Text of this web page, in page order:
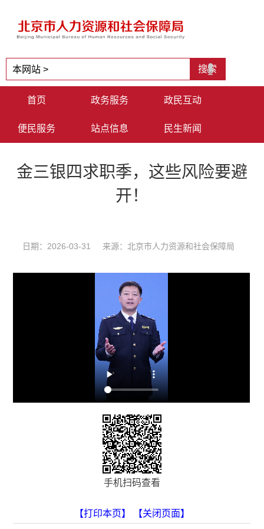
首页 政务服务 政民互动
便民服务 站点信息 民生新闻
金三银四求职季，这些风险要避
开！
日期：2026-03-31 来源：北京市人力资源和社会保障局
手机扫码查看
【打印本页】 【关闭页面】